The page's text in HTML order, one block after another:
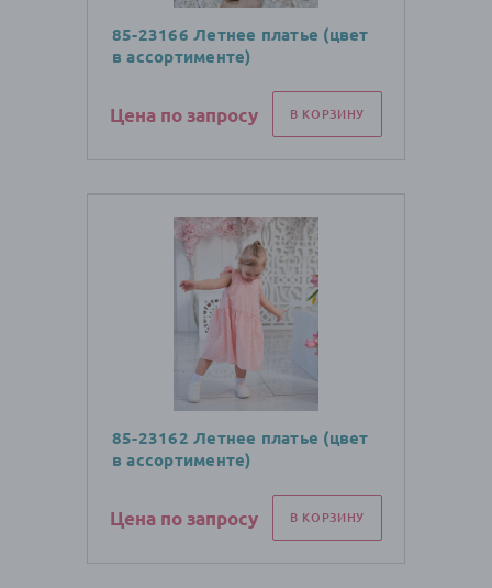
85-23166 Летнее платье (цвет
в ассортименте)
Цена по запросу В КОРЗИНУ
85-23162 Летнее платье (цвет
в ассортименте)
Цена по запросу В КОРЗИНУ